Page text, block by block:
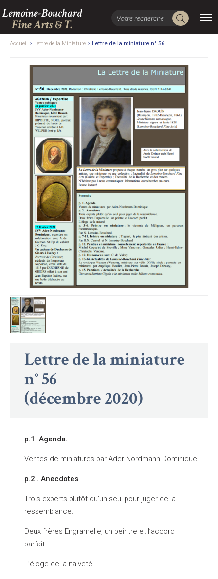
Lemoine-Bouchard
Fine Arts & T.
Accueil > Lettre de la Miniature > Lettre de la miniature n° 56
Lettre de la miniature
n° 56
(décembre 2020)
p.1. Agenda.
Ventes de miniatures par Ader-Nordmann-Dominique
p.2 . Anecdotes
Trois experts plutôt qu’un seul pour juger de la
ressemblance.
Deux frères Engramelle, un peintre et l’accord
parfait.
L’éloge de la naïveté